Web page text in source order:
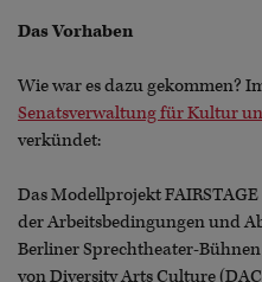
Das Vorhaben
Wie war es dazu gekommen?
Senatsverwaltung für Kultur
verkündet:
Das Modellprojekt
der Arbeitsbedingungen und
Berliner Sprechtheater-
von Diversity Arts Culture